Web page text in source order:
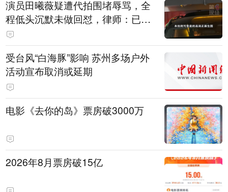
演员田曦薇疑遭代拍围堵辱骂，全
程低头沉默未做回怼，律师：已超
出公众人物应容忍的合理界限
受台风“白海豚”影响 苏州多场户外
活动宣布取消或延期
电影《去你的岛》票房破3000万
2026年8月票房破15亿